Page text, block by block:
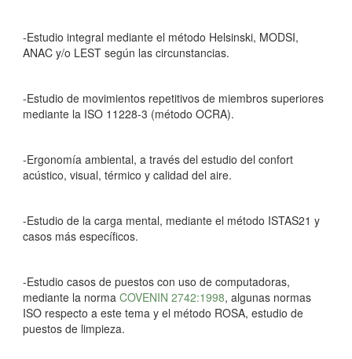
-Estudio integral mediante el método Helsinski, MODSI,
ANAC y/o LEST según las circunstancias.
-Estudio de movimientos repetitivos de miembros superiores
mediante la ISO 11228-3 (método OCRA).
-Ergonomía ambiental, a través del estudio del confort
acústico, visual, térmico y calidad del aire.
-Estudio de la carga mental, mediante el método ISTAS21 y
casos más específicos.
-Estudio casos de puestos con uso de computadoras,
mediante la norma COVENIN 2742:1998, algunas normas
ISO respecto a este tema y el método ROSA, estudio de
puestos de limpieza.